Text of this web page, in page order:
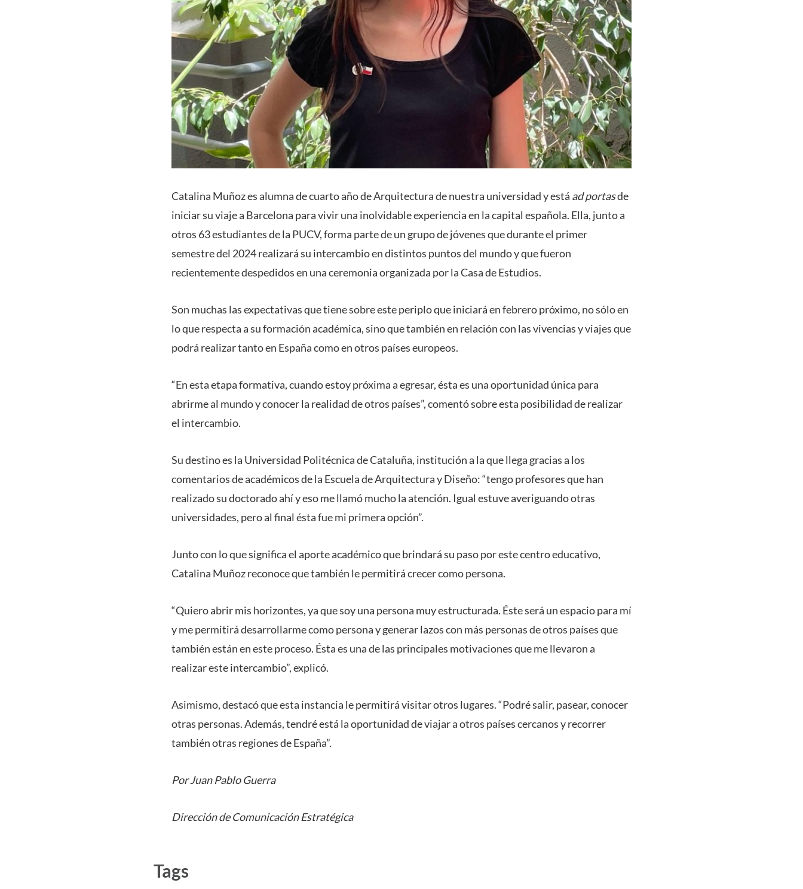
Catalina Muñoz es alumna de cuarto año de Arquitectura de nuestra universidad y está ad portasde
iniciar su viaje a Barcelona para vivir una inolvidable experiencia en la capital española. Ella, junto a
otros 63 estudiantes de la PUCV, forma parte de un grupo de jóvenes que durante el primer
semestre del 2024 realizará su intercambio en distintos puntos del mundo y que fueron
recientemente despedidos en una ceremonia organizada por la Casa de Estudios.
Son muchas las expectativas que tiene sobre este periplo que iniciará en febrero próximo, no sólo en
lo que respecta a su formación académica, sino que también en relación con las vivencias y viajes que
podrá realizar tanto en España como en otros países europeos.
“En esta etapa formativa, cuando estoy próxima a egresar, ésta es una oportunidad única para
abrirme al mundo y conocer la realidad de otros países”, comentó sobre esta posibilidad de realizar
el intercambio.
Su destino es la Universidad Politécnica de Cataluña, institución a la que llega gracias a los
comentarios de académicos de la Escuela de Arquitectura y Diseño: “tengo profesores que han
realizado su doctorado ahí y eso me llamó mucho la atención. Igual estuve averiguando otras
universidades, pero al final ésta fue mi primera opción”.
Junto con lo que significa el aporte académico que brindará su paso por este centro educativo,
Catalina Muñoz reconoce que también le permitirá crecer como persona.
“Quiero abrir mis horizontes, ya que soy una persona muy estructurada. Éste será un espacio para mí
y me permitirá desarrollarme como persona y generar lazos con más personas de otros países que
también están en este proceso. Ésta es una de las principales motivaciones que me llevaron a
realizar este intercambio”, explicó.
Asimismo, destacó que esta instancia le permitirá visitar otros lugares. “Podré salir, pasear, conocer
otras personas. Además, tendré está la oportunidad de viajar a otros países cercanos y recorrer
también otras regiones de España”.
Por Juan Pablo Guerra
Dirección de Comunicación Estratégica
Tags